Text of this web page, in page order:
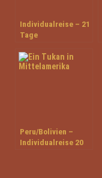
Individualreise – 21
Tage
Argentinien
Peru/Bolivien –
Individualreise 20